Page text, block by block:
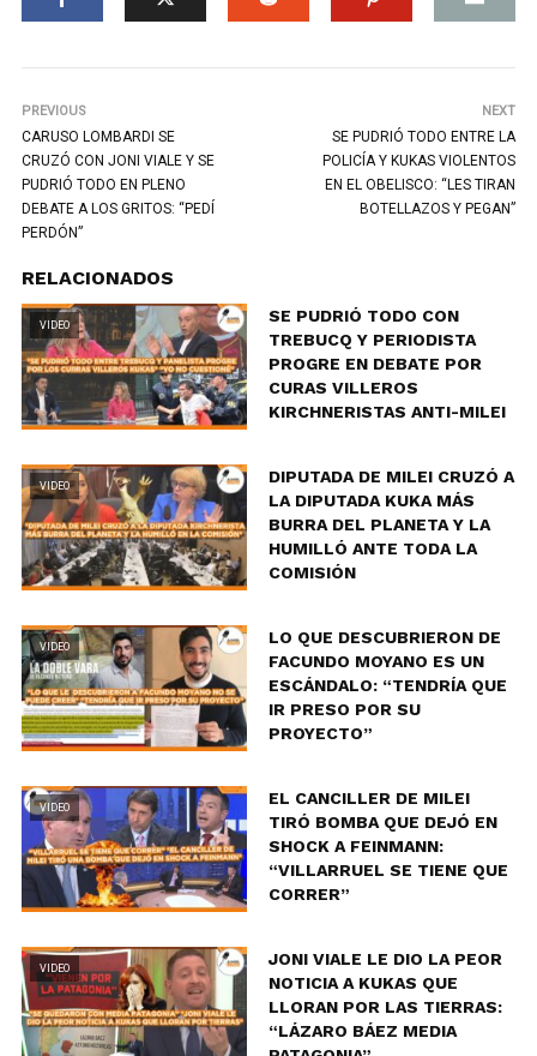
PREVIOUS
CARUSO LOMBARDI SE
CRUZÓ CON JONI VIALE Y SE
PUDRIÓ TODO EN PLENO
DEBATE A LOS GRITOS: “PEDÍ
PERDÓN”
NEXT
SE PUDRIÓ TODO ENTRE LA
POLICÍA Y KUKAS VIOLENTOS
EN EL OBELISCO: “LES TIRAN
BOTELLAZOS Y PEGAN”
RELACIONADOS
VIDEO
SE PUDRIÓ TODO CON
TREBUCQ Y PERIODISTA
PROGRE EN DEBATE POR
CURAS VILLEROS
KIRCHNERISTAS ANTI-MILEI
VIDEO
DIPUTADA DE MILEI CRUZÓ A
LA DIPUTADA KUKA MÁS
BURRA DEL PLANETA Y LA
HUMILLÓ ANTE TODA LA
COMISIÓN
VIDEO
LO QUE DESCUBRIERON DE
FACUNDO MOYANO ES UN
ESCÁNDALO: “TENDRÍA QUE
IR PRESO POR SU
PROYECTO”
VIDEO
EL CANCILLER DE MILEI
TIRÓ BOMBA QUE DEJÓ EN
SHOCK A FEINMANN:
“VILLARRUEL SE TIENE QUE
CORRER”
VIDEO
JONI VIALE LE DIO LA PEOR
NOTICIA A KUKAS QUE
LLORAN POR LAS TIERRAS:
“LÁZARO BÁEZ MEDIA